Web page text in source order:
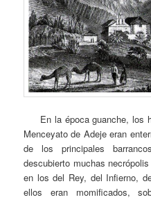
En la época guanche, los
Menceyato de Adeje eran
de los principales
descubierto muchas
en los del Rey, del Infierno,
ellos eran momificados,